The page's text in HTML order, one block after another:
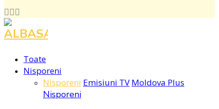
Facebook
Instagram
Toate
Nisporeni
Nisporeni Emisiuni TV Moldova Plus
Nisporeni